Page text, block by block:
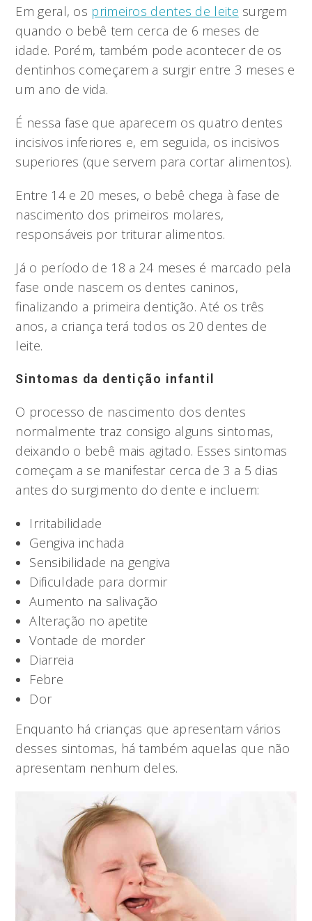
Em geral, os primeiros dentes de leite surgem
quando o bebê tem cerca de 6 meses de
idade. Porém, também pode acontecer de os
dentinhos começarem a surgir entre 3 meses e
um ano de vida.
É nessa fase que aparecem os quatro dentes
incisivos inferiores e, em seguida, os incisivos
superiores (que servem para cortar alimentos).
Entre 14 e 20 meses, o bebê chega à fase de
nascimento dos primeiros molares,
responsáveis por triturar alimentos.
Já o período de 18 a 24 meses é marcado pela
fase onde nascem os dentes caninos,
finalizando a primeira dentição. Até os três
anos, a criança terá todos os 20 dentes de
leite.
Sintomas da dentição infantil
O processo de nascimento dos dentes
normalmente traz consigo alguns sintomas,
deixando o bebê mais agitado. Esses sintomas
começam a se manifestar cerca de 3 a 5 dias
antes do surgimento do dente e incluem:
Irritabilidade
Gengiva inchada
Sensibilidade na gengiva
Dificuldade para dormir
Aumento na salivação
Alteração no apetite
Vontade de morder
Diarreia
Febre
Dor
Enquanto há crianças que apresentam vários
desses sintomas, há também aquelas que não
apresentam nenhum deles.